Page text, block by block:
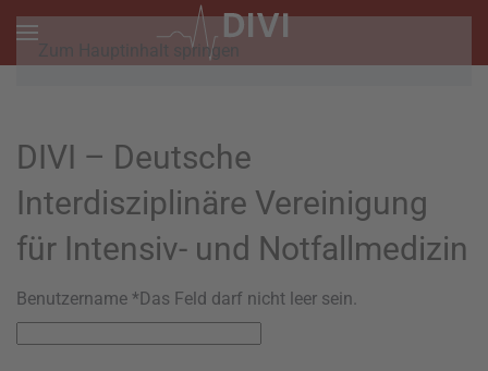
Zum Hauptinhalt springen
DIVI – Deutsche
Interdisziplinäre Vereinigung
für Intensiv- und Notfallmedizin
Benutzername *Das Feld darf nicht leer sein.